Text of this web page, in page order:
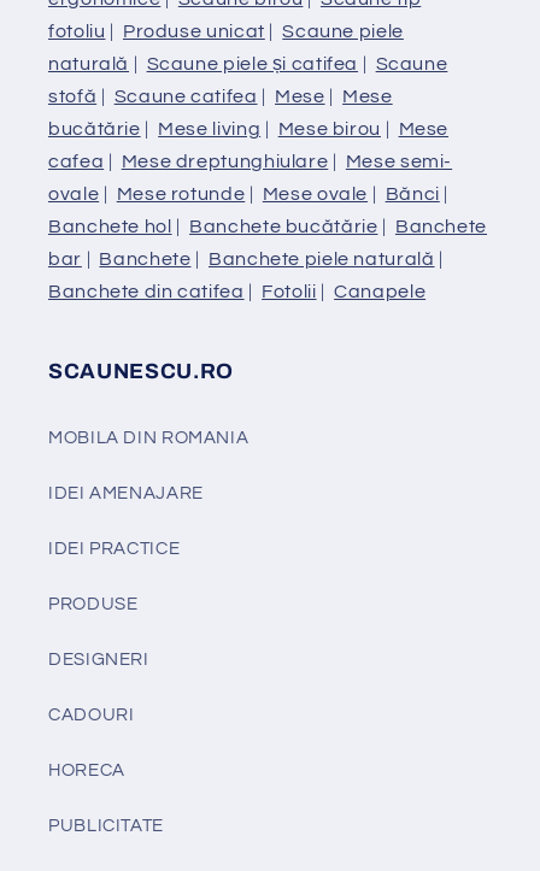
fotoliu | Produse unicat |Scaune piele
naturală | Scaune piele și catifea | Scaune
stofă | Scaune catifea | Mese | Mese
bucătărie | Mese living | Mese birou | Mese
cafea | Mese dreptunghiulare | Mese semi-
ovale | Mese rotunde | Mese ovale | Bănci |
Banchete hol | Banchete bucătărie | Banchete
bar | Banchete | Banchete piele naturală |
Banchete din catifea | Fotolii |Canapele
SCAUNESCU.RO
MOBILA DIN ROMANIA
IDEI AMENAJARE
IDEI PRACTICE
PRODUSE
DESIGNERI
CADOURI
HORECA
PUBLICITATE